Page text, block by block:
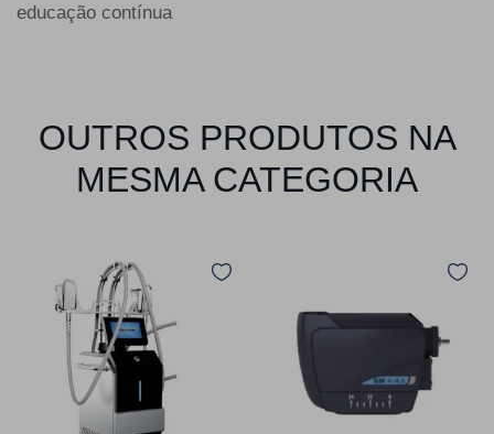
educação contínua
OUTROS PRODUTOS NA
MESMA CATEGORIA